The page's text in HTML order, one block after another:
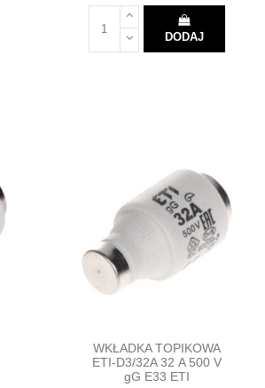
DODAJ
WKŁADKA TOPIKOWA
ETI-D3/32A 32 A 500 V
gG E33 ETI